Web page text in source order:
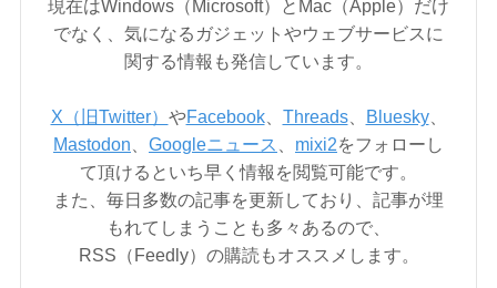
現在はWindows（Microsoft）とMac（Apple）だけ
でなく、気になるガジェットやウェブサービスに
関する情報も発信しています。
X（旧Twitter） やFacebook、 Threads、 Bluesky、
Mastodon
Googleニュース mixi2をフォローし
て頂けるといち早く情報を閲覧可能です。
また、毎日多数の記事を更新しており、記事が埋
もれてしまうことも多々あるので、
RSS（Feedly）の購読もオススメします。